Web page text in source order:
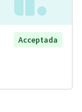
Acceptada